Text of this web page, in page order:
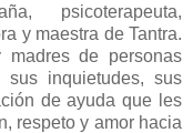
psicoterapeuta,
y maestra de Tantra.
de personas
sus inquietudes, sus
de ayuda que les
respeto y amor hacia